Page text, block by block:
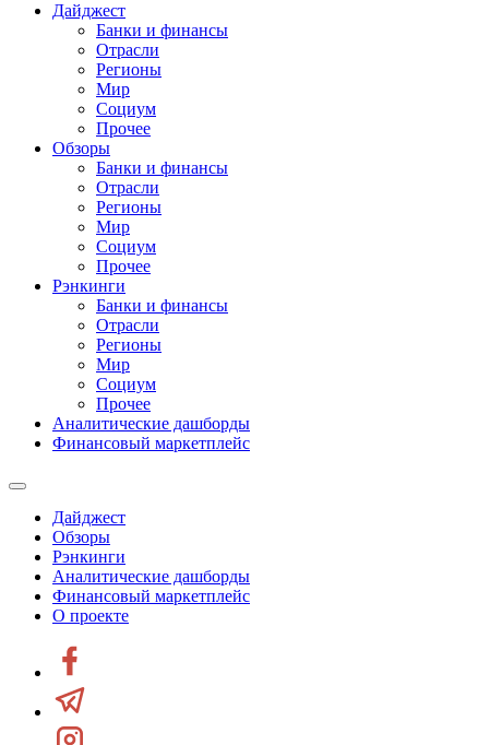
Дайджест
Банки и финансы
Отрасли
Регионы
Мир
Социум
Прочее
Обзоры
Банки и финансы
Отрасли
Регионы
Мир
Социум
Прочее
Рэнкинги
Банки и финансы
Отрасли
Регионы
Мир
Социум
Прочее
Аналитические дашборды
Финансовый маркетплейс
Дайджест
Обзоры
Рэнкинги
Аналитические дашборды
Финансовый маркетплейс
О проекте